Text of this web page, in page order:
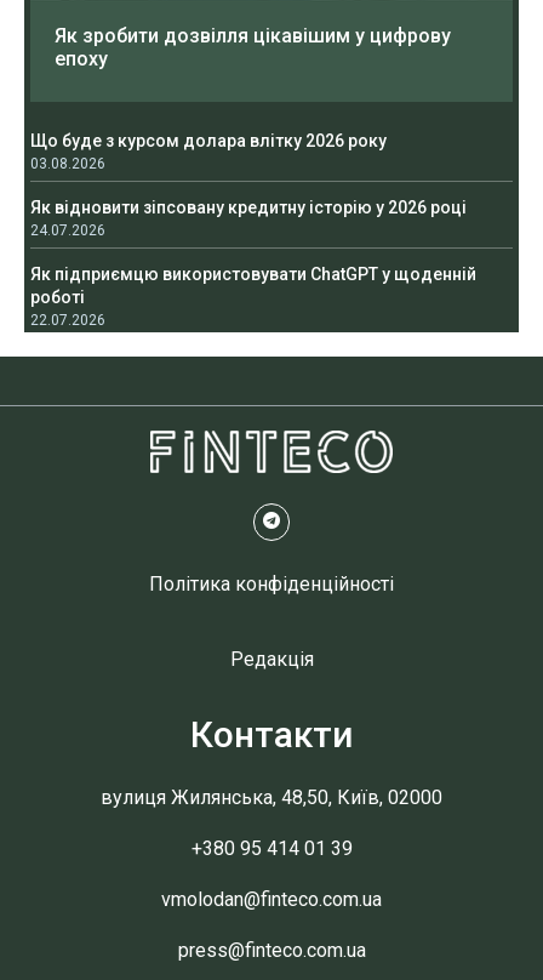
Як зробити дозвілля цікавішим у цифрову
епоху
Що буде з курсом долара влітку 2026 року
03.08.2026
Як відновити зіпсовану кредитну історію у 2026 році
24.07.2026
Як підприємцю використовувати ChatGPT у щоденній
роботі
22.07.2026
Політика конфіденційності
Редакція
Контакти
вулиця Жилянська, 48,50, Київ, 02000
+380 95 414 01 39
vmolodan@finteco.com.ua
press@finteco.com.ua